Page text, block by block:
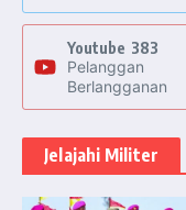
Youtube 383
Pelanggan
Berlangganan
Jelajahi Militer